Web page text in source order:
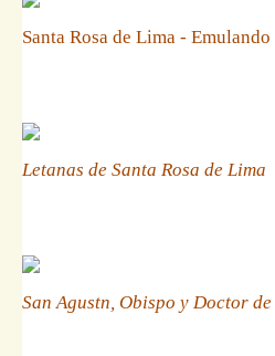
Santa Rosa de Lima -
Letanas de Santa Rosa de Lima
San Agustn, Obispo y Doctor